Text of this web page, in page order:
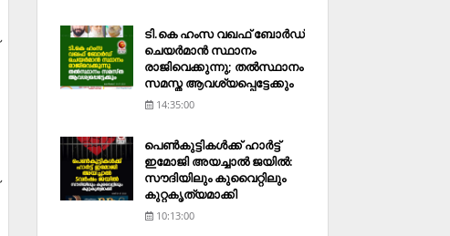
ടി.കെ ഹംസ വഖഫ് ബോര്‍ഡ്
ചെയര്‍മാന്‍ സ്ഥാനം
രാജിവെക്കുന്നു; തല്‍സ്ഥാനം
സമസ്ത ആവശ്യപ്പെട്ടേക്കും
14:35:00
പെണ്‍കുട്ടികള്‍ക്ക് ഹാര്‍ട്ട്
ഇമോജി അയച്ചാല്‍ ജയില്‍:
സൗദിയിലും കുവൈറ്റിലും
കുറ്റകൃത്യമാക്കി
10:13:00